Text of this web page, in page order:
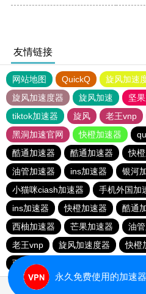
友情链接
网站地图 QuickQ 旋风加速
旋风加速度器
旋风加速 坚
tiktok加速器
旋风 老王vnp
黑洞加速官网
快橙加速器
酷通加速器
酷通加速器 快
油管加速器
ins加速器 银河
小猫咪ciash加速器
手机外国加
ins加速器
快橙加速器 酷通
西柚加速器
芒果加速器 油
老王vnp
旋风加速度器 快橙
西柚加速器
永久免费使用的加速器